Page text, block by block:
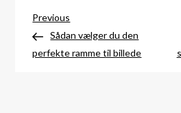
Previous
Post
Previous
Sådan vælger du den
perfekte ramme til billede